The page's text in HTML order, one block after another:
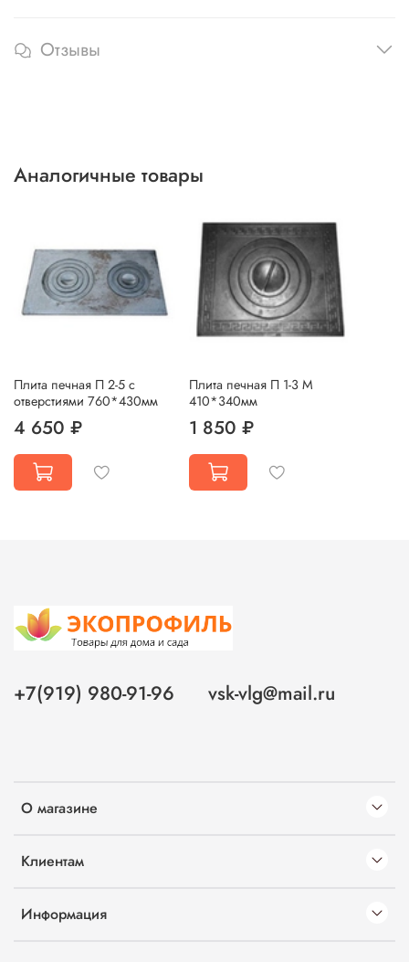
Отзывы
Аналогичные товары
Плита печная П 2-5 с
отверстиями 760*430мм
4 650 ₽
Плита печная П 1-3 М
410*340мм
1 850 ₽
О магазине
Клиентам
Информация
+7(919) 980-91-96 vsk-vlg@mail.ru